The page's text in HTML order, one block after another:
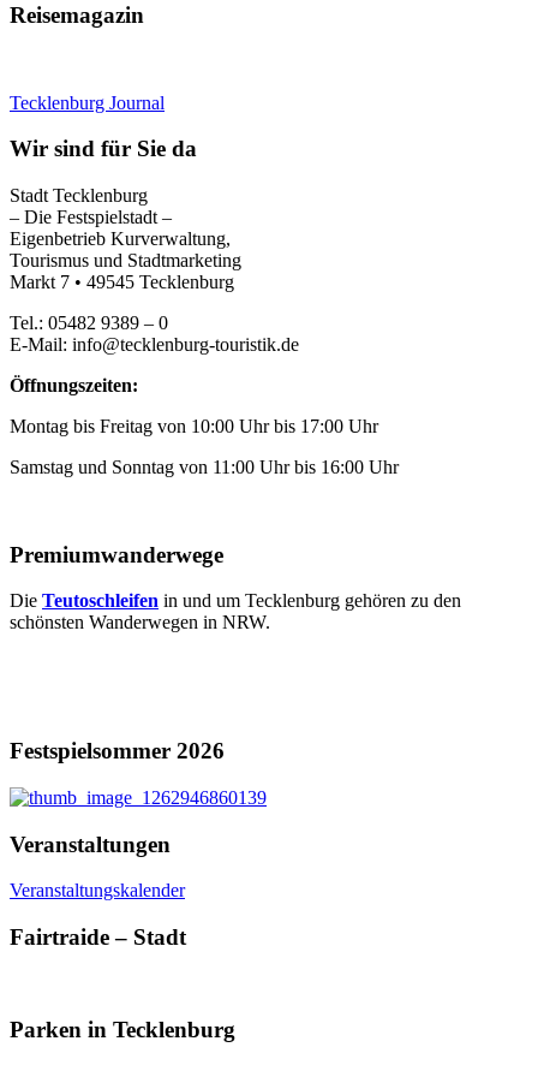
Reisemagazin
Tecklenburg Journal
Wir sind für Sie da
Stadt Tecklenburg
– Die Festspielstadt –
Eigenbetrieb Kurverwaltung,
Tourismus und Stadtmarketing
Markt 7 • 49545 Tecklenburg
Tel.: 05482 9389 – 0
E-Mail: info@tecklenburg-touristik.de
Öffnungszeiten:
Montag bis Freitag von 10:00 Uhr bis 17:00 Uhr
Samstag und Sonntag von 11:00 Uhr bis 16:00 Uhr
Premiumwanderwege
Die Teutoschleifen in und um Tecklenburg gehören zu den
schönsten Wanderwegen in NRW.
Festspielsommer 2026
Veranstaltungen
Veranstaltungskalender
Fairtraide – Stadt
Parken in Tecklenburg